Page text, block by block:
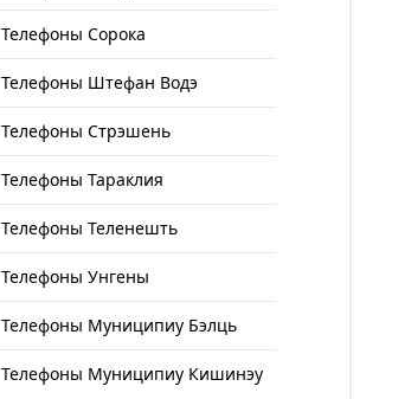
Телефоны Сорока
Телефоны Штефан Водэ
Телефоны Стрэшень
Телефоны Тараклия
Телефоны Теленешть
Телефоны Унгены
Телефоны Муниципиу Бэлць
Телефоны Муниципиу Кишинэу